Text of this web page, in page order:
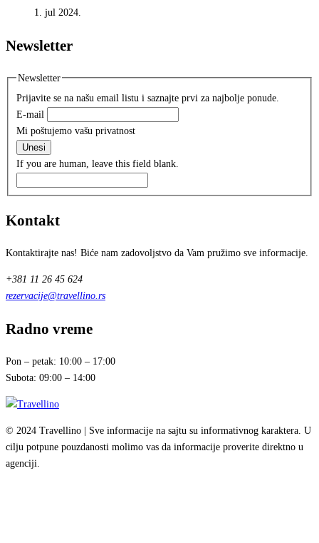
1. jul 2024.
Newsletter
Newsletter
Prijavite se na našu email listu i saznajte prvi za najbolje ponude.
E-mail
Mi poštujemo vašu privatnost
Unesi
If you are human, leave this field blank.
Kontakt
Kontaktirajte nas! Biće nam zadovoljstvo da Vam pružimo sve informacije.
+381 11 26 45 624
rezervacije@travellino.rs
Radno vreme
Pon – petak: 10:00 – 17:00
Subota: 09:00 – 14:00
© 2024 Travellino | Sve informacije na sajtu su informativnog karaktera. U
cilju potpune pouzdanosti molimo vas da informacije proverite direktno u
agenciji.